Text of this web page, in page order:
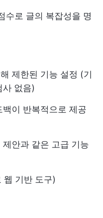
수로 글의 복잡성을 명
제한된 기능 설정 (기
사 없음)
이 반복적으로 제공
안과 같은 고급 기능
웹 기반 도구)